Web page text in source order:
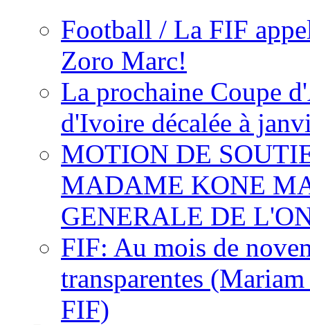
Football / La FIF
Zoro Marc!
La prochaine Coupe
d'Ivoire décalée à
MOTION DE
MADAME KONE
GENERALE DE
FIF: Au mois de
transparentes
FIF)